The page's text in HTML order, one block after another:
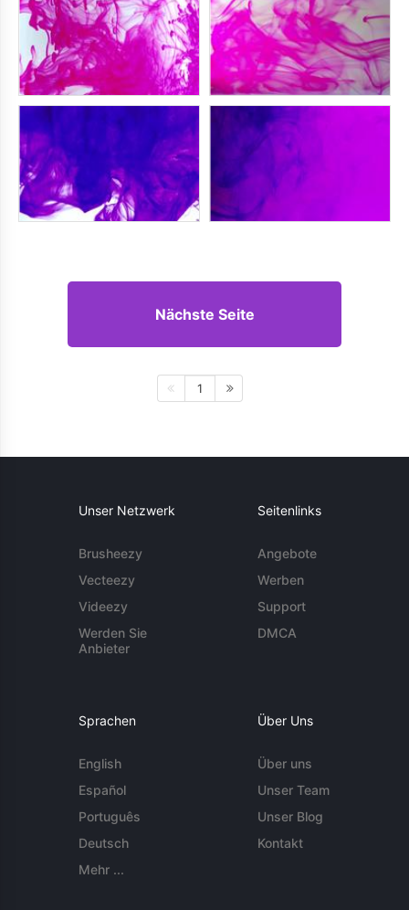
Nächste Seite
1
Unser Netzwerk
Brusheezy
Vecteezy
Videezy
Werden Sie
Anbieter
Seitenlinks
Angebote
Werben
Support
DMCA
Sprachen
English
Español
Português
Deutsch
Mehr ...
Über Uns
Über uns
Unser Team
Unser Blog
Kontakt